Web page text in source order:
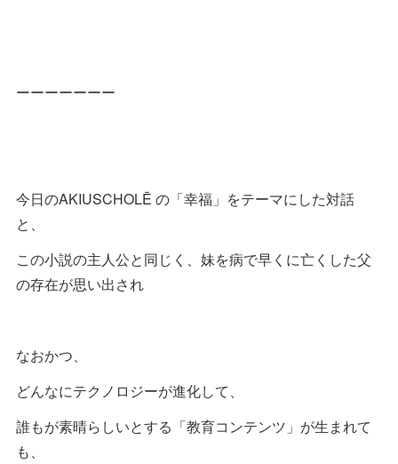
ーーーーーーー
今日のAKIUSCHOLĒ の「幸福」をテーマにした対話
と、
この小説の主人公と同じく、妹を病で早くに亡くした父
の存在が思い出され
なおかつ、
どんなにテクノロジーが進化して、
誰もが素晴らしいとする「教育コンテンツ」が生まれて
も、